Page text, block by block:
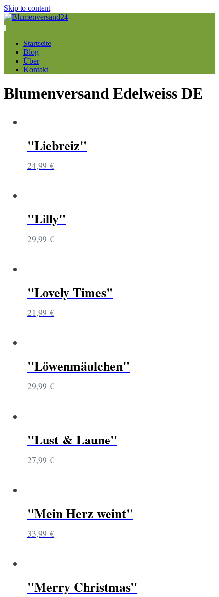
Skip to content
Startseite
Blog
Über
Kontakt
Blumenversand Edelweiss DE
"Liebreiz"
24,99 €
"Lilly"
29,99 €
"Lovely Times"
21,99 €
"Löwenmäulchen"
29,99 €
"Lust & Laune"
27,99 €
"Mein Herz weint"
33,99 €
"Merry Christmas"